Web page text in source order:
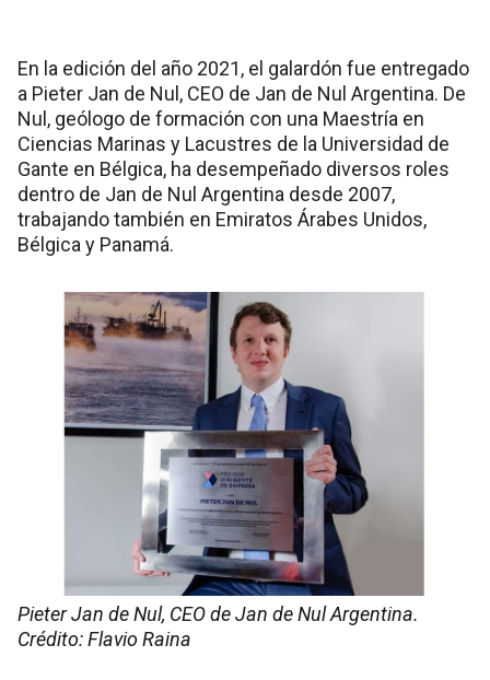
En la edición del año 2021, el galardón fue entregado
a Pieter Jan de Nul, CEO de Jan de Nul Argentina. De
Nul, geólogo de formación con una Maestría en
Ciencias Marinas y Lacustres de la Universidad de
Gante en Bélgica, ha desempeñado diversos roles
dentro de Jan de Nul Argentina desde 2007,
trabajando también en Emiratos Árabes Unidos,
Bélgica y Panamá.
Pieter Jan de Nul, CEO de Jan de Nul Argentina.
Crédito: Flavio Raina